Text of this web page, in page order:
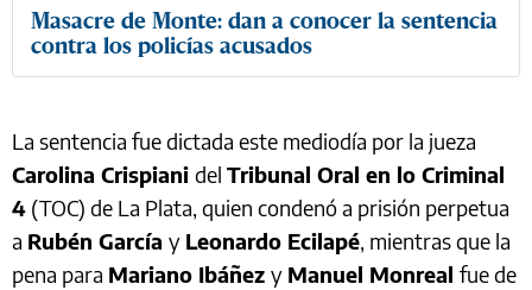
Masacre de Monte: dan a conocer la sentencia
contra los policías acusados
La sentencia fue dictada este mediodía por la jueza
Carolina Crispiani del Tribunal Oral en lo Criminal
4 (TOC) de La Plata, quien condenó a prisión perpetua
a Rubén García y Leonardo Ecilapé, mientras que la
pena para Mariano Ibáñez y Manuel Monreal fue de